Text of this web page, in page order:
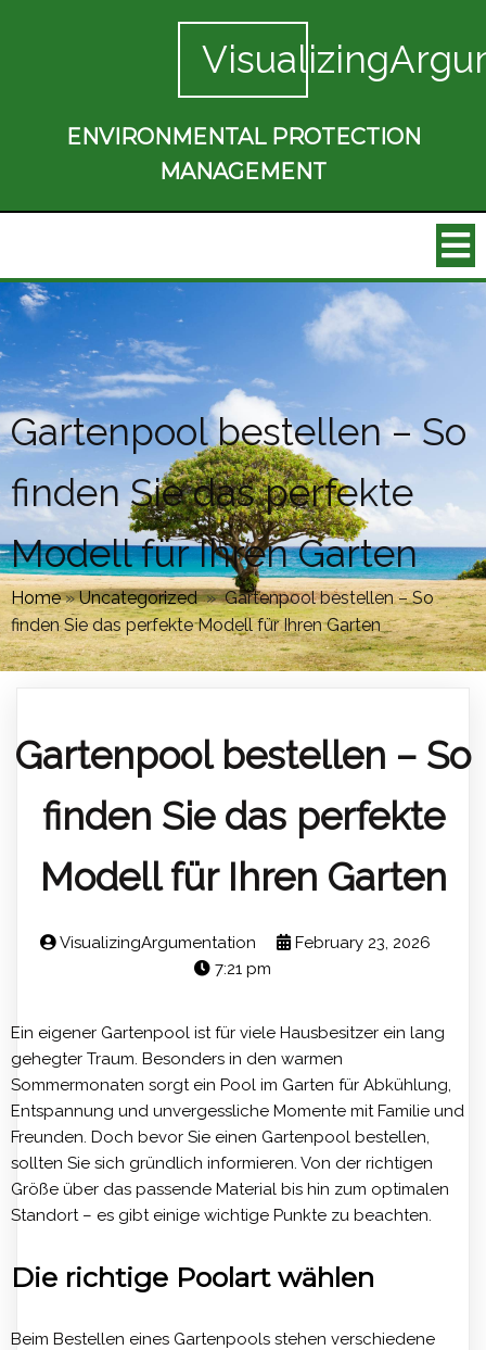
ENVIRONMENTAL PROTECTION
MANAGEMENT
Gartenpool bestellen – So
finden Sie das perfekte
Modell für Ihren Garten
Home»Uncategorized » Gartenpool bestellen – So
finden Sie das perfekte Modell für Ihren Garten
Gartenpool bestellen – So
finden Sie das perfekte
Modell für Ihren Garten
VisualizingArgumentation
February 23, 2026
7:21 pm
Ein eigener Gartenpool ist für viele Hausbesitzer ein lang
gehegter Traum. Besonders in den warmen
Sommermonaten sorgt ein Pool im Garten für Abkühlung,
Entspannung und unvergessliche Momente mit Familie und
Freunden. Doch bevor Sie einen Gartenpool bestellen,
sollten Sie sich gründlich informieren. Von der richtigen
Größe über das passende Material bis hin zum optimalen
Standort – es gibt einige wichtige Punkte zu beachten.
Die richtige Poolart wählen
Beim Bestellen eines Gartenpools stehen verschiedene